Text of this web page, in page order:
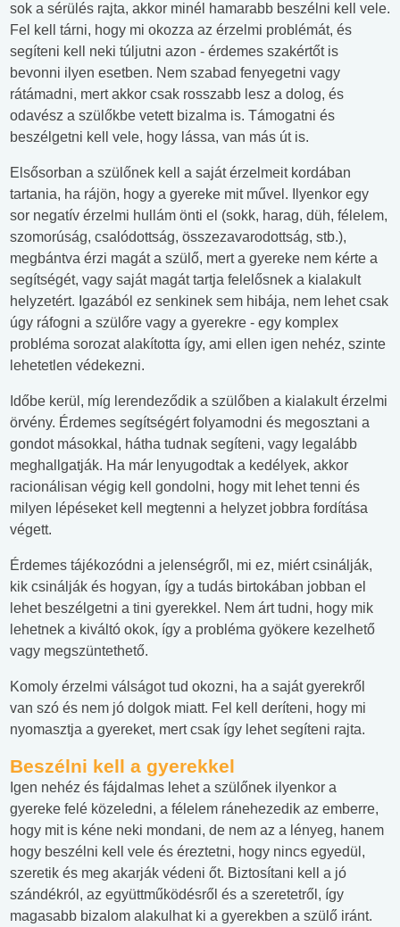
sok a sérülés rajta, akkor minél hamarabb beszélni kell vele.
Fel kell tárni, hogy mi okozza az érzelmi problémát, és
segíteni kell neki túljutni azon - érdemes szakértőt is
bevonni ilyen esetben. Nem szabad fenyegetni vagy
rátámadni, mert akkor csak rosszabb lesz a dolog, és
odavész a szülőkbe vetett bizalma is. Támogatni és
beszélgetni kell vele, hogy lássa, van más út is.
Elsősorban a szülőnek kell a saját érzelmeit kordában
tartania, ha rájön, hogy a gyereke mit művel. Ilyenkor egy
sor negatív érzelmi hullám önti el (sokk, harag, düh, félelem,
szomorúság, csalódottság, összezavarodottság, stb.),
megbántva érzi magát a szülő, mert a gyereke nem kérte a
segítségét, vagy saját magát tartja felelősnek a kialakult
helyzetért. Igazából ez senkinek sem hibája, nem lehet csak
úgy ráfogni a szülőre vagy a gyerekre - egy komplex
probléma sorozat alakította így, ami ellen igen nehéz, szinte
lehetetlen védekezni.
Időbe kerül, míg lerendeződik a szülőben a kialakult érzelmi
örvény. Érdemes segítségért folyamodni és megosztani a
gondot másokkal, hátha tudnak segíteni, vagy legalább
meghallgatják. Ha már lenyugodtak a kedélyek, akkor
racionálisan végig kell gondolni, hogy mit lehet tenni és
milyen lépéseket kell megtenni a helyzet jobbra fordítása
végett.
Érdemes tájékozódni a jelenségről, mi ez, miért csinálják,
kik csinálják és hogyan, így a tudás birtokában jobban el
lehet beszélgetni a tini gyerekkel. Nem árt tudni, hogy mik
lehetnek a kiváltó okok, így a probléma gyökere kezelhető
vagy megszüntethető.
Komoly érzelmi válságot tud okozni, ha a saját gyerekről
van szó és nem jó dolgok miatt. Fel kell deríteni, hogy mi
nyomasztja a gyereket, mert csak így lehet segíteni rajta.
Beszélni kell a gyerekkel
Igen nehéz és fájdalmas lehet a szülőnek ilyenkor a
gyereke felé közeledni, a félelem ránehezedik az emberre,
hogy mit is kéne neki mondani, de nem az a lényeg, hanem
hogy beszélni kell vele és éreztetni, hogy nincs egyedül,
szeretik és meg akarják védeni őt. Biztosítani kell a jó
szándékról, az együttműködésről és a szeretetről, így
magasabb bizalom alakulhat ki a gyerekben a szülő iránt.